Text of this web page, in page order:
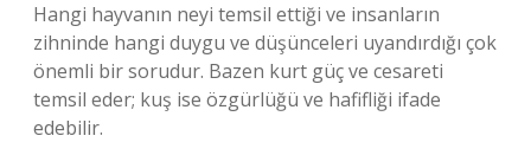
Hangi hayvanın neyi temsil ettiği ve insanların
zihninde hangi duygu ve düşünceleri uyandırdığı çok
önemli bir sorudur. Bazen kurt güç ve cesareti
temsil eder; kuş ise özgürlüğü ve hafifliği ifade
edebilir.